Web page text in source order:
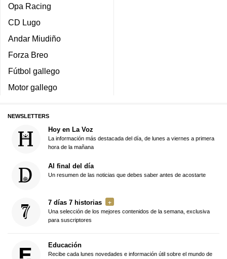
Opa Racing
CD Lugo
Andar Miudiño
Forza Breo
Fútbol gallego
Motor gallego
NEWSLETTERS
Hoy en La Voz
La información más destacada del día, de lunes a viernes a primera
hora de la mañana
Al final del día
Un resumen de las noticias que debes saber antes de acostarte
7 días 7 historias
Una selección de los mejores contenidos de la semana, exclusiva
para suscriptores
Educación
Recibe cada lunes novedades e información útil sobre el mundo de